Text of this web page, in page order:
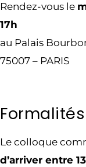
Rendez-vous le
17h
au Palais
75007 – PARIS
Le colloque
d’arriver entre